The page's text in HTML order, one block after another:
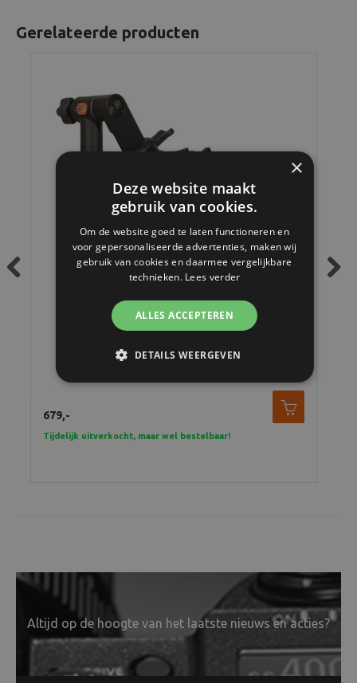
Gerelateerde producten
Jobu Design Jobu Heavy Duty Gimbal Head Mk IV
679,-
Tijdelijk uitverkocht, maar wel bestelbaar!
Altijd op de hoogte van het laatste nieuws en acties?
×
Deze website maakt
gebruik van cookies.
Om de website goed te laten functioneren en
voor gepersonaliseerde advertenties, maken wij
gebruik van cookies en daarmee vergelijkbare
technieken. Lees verder
ALLES ACCEPTEREN
DETAILS WEERGEVEN